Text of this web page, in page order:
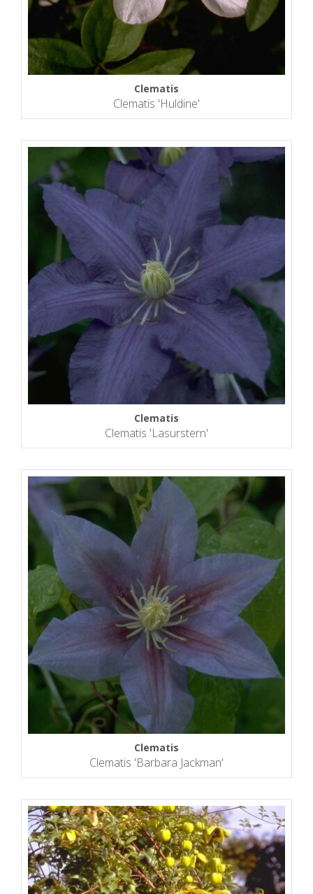
Clematis
Clematis 'Huldine'
Clematis
Clematis 'Lasurstern'
Clematis
Clematis 'Barbara Jackman'